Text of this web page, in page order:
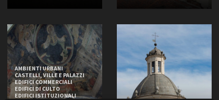
AMBIENTI URBANI
CASTELLI, VILLE E PALAZZI
EDIFICI COMMERCIALI
EDIFICI DI CULTO
EDIFICI ISTITUZIONALI